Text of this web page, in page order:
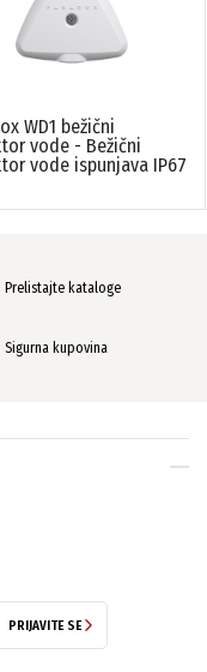
WD1 bežični
vode - Bežični
vode ispunjava IP67
Prelistajte kataloge
Sigurna kupovina
PRIJAVITE SE